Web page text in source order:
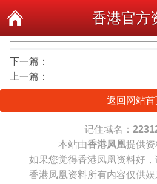
香港官方
下一篇：
上一篇：
返回网站首
记住域名：
本站由香港凤凰提供资
如果您觉得香港凤凰资料好，
香港凤凰资料所有内容仅供娱